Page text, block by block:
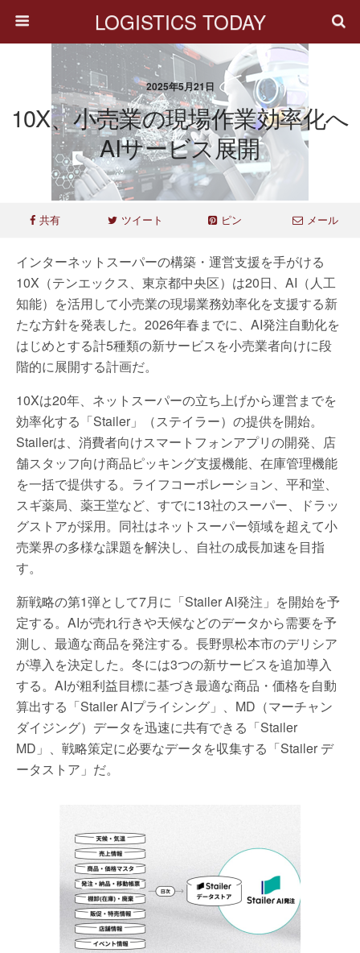
LOGISTICS TODAY
2025年5月21日
10X、小売業の現場作業効率化へ
AIサービス展開
共有 ツイート ピン メール
インターネットスーパーの構築・運営支援を手がける
10X（テンエックス、東京都中央区）は20日、AI（人工
知能）を活用して小売業の現場業務効率化を支援する新
たな方針を発表した。2026年春までに、AI発注自動化を
はじめとする計5種類の新サービスを小売業者向けに段
階的に展開する計画だ。
10Xは20年、ネットスーパーの立ち上げから運営までを
効率化する「Stailer」（ステイラー）の提供を開始。
Stailerは、消費者向けスマートフォンアプリの開発、店
舗スタッフ向け商品ピッキング支援機能、在庫管理機能
を一括で提供する。ライフコーポレーション、平和堂、
スギ薬局、薬王堂など、すでに13社のスーパー、ドラッ
グストアが採用。同社はネットスーパー領域を超えて小
売業界の多様な課題を解決し、自社の成長加速を目指
す。
新戦略の第1弾として7月に「Stailer AI発注」を開始を予
定する。AIが売れ行きや天候などのデータから需要を予
測し、最適な商品を発注する。長野県松本市のデリシア
が導入を決定した。冬には3つの新サービスを追加導入
する。AIが粗利益目標に基づき最適な商品・価格を自動
算出する「Stailer AIプライシング」、MD（マーチャン
ダイジング）データを迅速に共有できる「Stailer
MD」、戦略策定に必要なデータを収集する「Stailer デ
ータストア」だ。